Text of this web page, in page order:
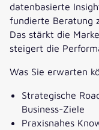
datenbasierte
fundierte Beratung
Das stärkt die
steigert die
Was Sie erwarten
Strategische
Business-Ziele
Praxisnahes